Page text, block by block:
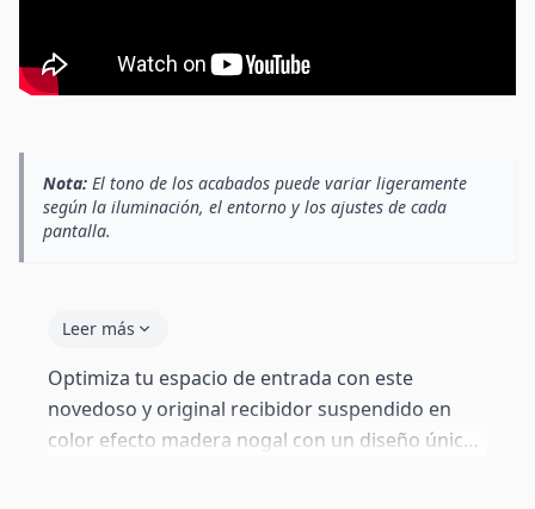
Nota: El tono de los acabados puede variar ligeramente
según la iluminación, el entorno y los ajustes de cada
pantalla.
Leer más
Optimiza tu espacio de entrada con este
novedoso y original recibidor suspendido en
color efecto madera nogal con un diseño único.